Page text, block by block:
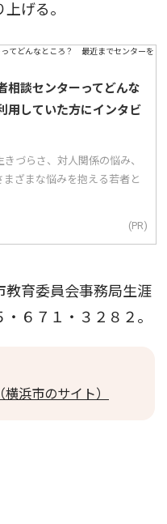
げる。
相談センターってどんな
していた方にインタビ
づらさ、対人関係の悩み、
ざまな悩みを抱える若者と
(PR)
育委員会事務局生涯
６７１・３２８２。
浜市のサイト）